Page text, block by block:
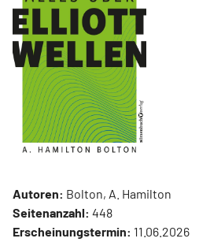
Autoren: Bolton, A. Hamilton
Seitenanzahl: 448
Erscheinungstermin: 11.06.2026